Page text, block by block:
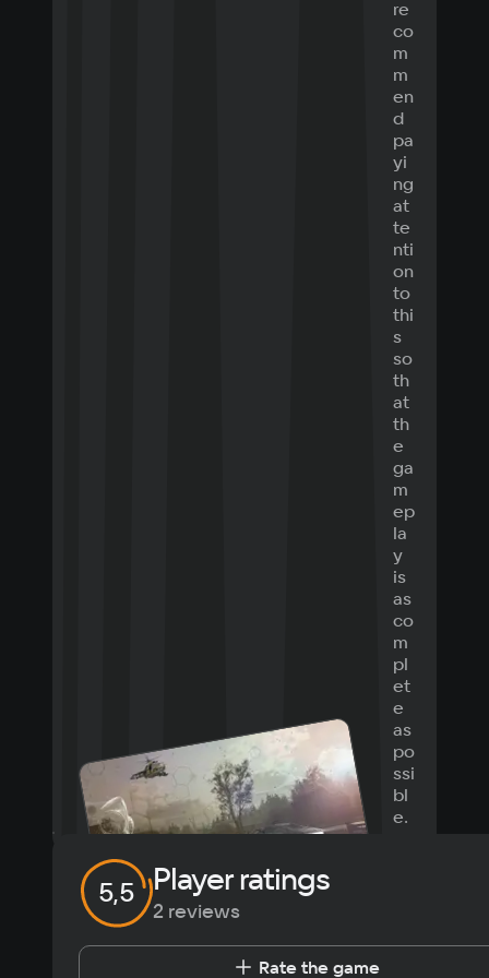
re
co
m
m
en
d
pa
yi
ng
at
te
nti
on
to
thi
s
so
th
at
th
e
ga
m
ep
la
y
is
as
co
m
pl
et
e
as
po
ssi
bl
e.
5,5 Player ratings
2 reviews
Rate the game